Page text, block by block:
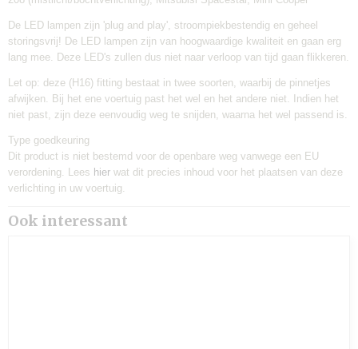
De LED lampen zijn 'plug and play', stroompiekbestendig en geheel
storingsvrij! De LED lampen zijn van hoogwaardige kwaliteit en gaan erg
lang mee. Deze LED's zullen dus niet naar verloop van tijd gaan flikkeren.
Let op: deze (H16) fitting bestaat in twee soorten, waarbij de pinnetjes
afwijken. Bij het ene voertuig past het wel en het andere niet. Indien het
niet past, zijn deze eenvoudig weg te snijden, waarna het wel passend is.
Type goedkeuring
Dit product is niet bestemd voor de openbare weg vanwege een EU
verordening. Lees hier wat dit precies inhoud voor het plaatsen van deze
verlichting in uw voertuig.
Ook interessant